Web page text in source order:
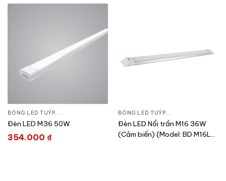
BÓNG LED TUÝP, ĐÈN CHIẾU SÁNG THIẾT BỊ CHIẾU SÁNG
Đèn LED M36 50W
354.000 ₫
BÓNG LED TUÝP, ĐÈN CHIẾU SÁNG
Đèn LED Nổi trần M16 36W
(Cảm biến) (Model: BD M16L